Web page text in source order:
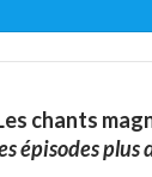
chants
épisodes plus